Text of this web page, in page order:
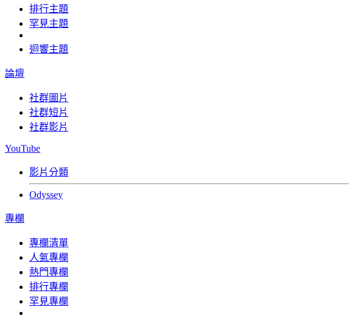
排行主題
罕見主題
迴響主題
論壇
社群圖片
社群短片
社群影片
YouTube
影片分類
Odyssey
專欄
專欄清單
人氣專欄
熱門專欄
排行專欄
罕見專欄